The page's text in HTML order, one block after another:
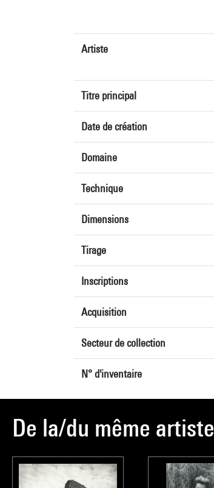
Artiste
Titre principal
Date de création
Domaine
Technique
Dimensions
Tirage
Inscriptions
Acquisition
Secteur de collection
N° d'inventaire
De la/du même artiste